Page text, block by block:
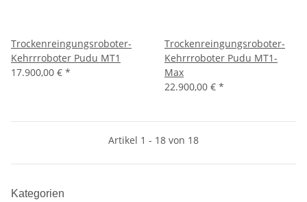
Trockenreingungsroboter-
Kehrrroboter Pudu MT1
17.900,00 € *
Trockenreingungsroboter-
Kehrrroboter Pudu MT1-
Max
22.900,00 € *
Artikel 1 - 18 von 18
Kategorien